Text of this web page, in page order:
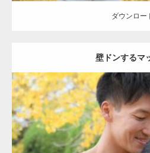
ダウンロー
壁ドンするマ
Update:
Category:公園のマッチョ その他